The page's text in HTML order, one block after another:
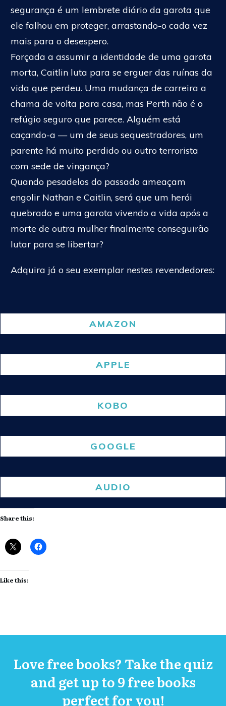
segurança é um lembrete diário da garota que
ele falhou em proteger, arrastando-o cada vez
mais para o desespero.
Forçada a assumir a identidade de uma garota
morta, Caitlin luta para se erguer das ruínas da
vida que perdeu. Uma mudança de carreira a
chama de volta para casa, mas Perth não é o
refúgio seguro que parece. Alguém está
caçando-a — um de seus sequestradores, um
parente há muito perdido ou outro terrorista
com sede de vingança?
Quando pesadelos do passado ameaçam
engolir Nathan e Caitlin, será que um herói
quebrado e uma garota vivendo a vida após a
morte de outra mulher finalmente conseguirão
lutar para se libertar?
Adquira já o seu exemplar nestes revendedores:
AMAZON
APPLE
KOBO
GOOGLE
AUDIO
Share this:
Like this:
Love free books? Take the quiz
and get up to 9 free books
perfect for you!